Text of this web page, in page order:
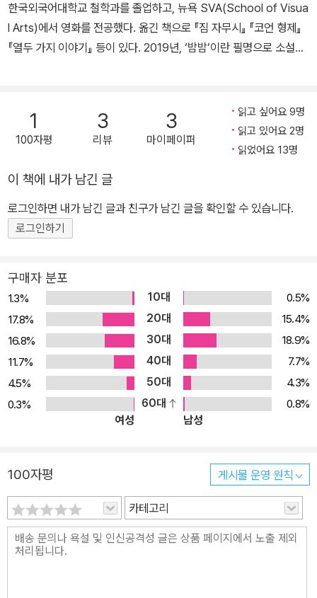
한국외국어대학교 철학과를 졸업하고, 뉴욕 SVA(School of Visua
l Arts)에서 영화를 전공했다. 옮긴 책으로 『짐 자무시』 『코언 형제』
『열두 가지 이야기』 등이 있다. 2019년, ‘밤밤’이란 필명으로 소설
1
100자평
3
리뷰
3
마이페이퍼
읽고 싶어요 9명
읽고 있어요 2명
읽었어요 13명
이 책에 내가 남긴 글
로그인하면 내가 남긴 글과 친구가 남긴 글을 확인할 수 있습니다.
로그인하기
구매자 분포
1.3% 10대
0.5%
17.8%
20대
15.4%
16.8%
30대
18.9%
11.7%
40대
7.7%
4.5%
50대
4.3%
0.3%
60대
0.8%
여성
남성
100자평 게시물 운영 원칙
카테고리